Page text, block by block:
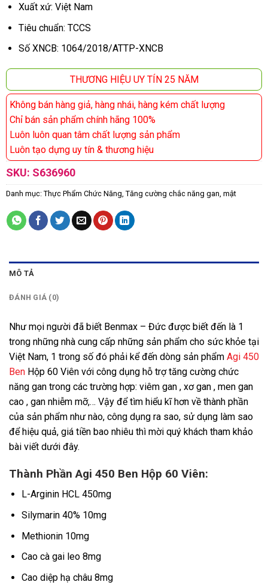
Xuất xứ: Việt Nam
Tiêu chuẩn: TCCS
Số XNCB: 1064/2018/ATTP-XNCB
THƯƠNG HIỆU UY TÍN 25 NĂM
Không bán hàng giả, hàng nhái, hàng kém chất lượng
Chỉ bán sản phẩm chính hãng 100%
Luôn luôn quan tâm chất lượng sản phẩm
Luôn tạo dựng uy tín & thương hiệu
SKU: S636960
Danh mục: Thực Phẩm Chức Năng Tăng cường chắc năng gan, mật
MÔ TẢ
ĐÁNH GIÁ (0)
Như mọi người đã biết Benmax – Đức được biết đến là 1
trong những nhà cung cấp những sản phẩm cho sức khỏe tại
Việt Nam, 1 trong số đó phải kể đến dòng sản phẩm Agi 450
Ben Hộp 60 Viên với công dụng hỗ trợ tăng cường chức
năng gan trong các trường hợp: viêm gan , xơ gan , men gan
cao , gan nhiễm mỡ,… Vậy để tìm hiểu kĩ hơn về thành phần
của sản phẩm như nào, công dụng ra sao, sử dụng làm sao
để hiệu quả, giá tiền bao nhiêu thì mời quý khách tham khảo
bài viết dưới đây.
Thành Phần Agi 450 Ben Hộp 60 Viên:
L-Arginin HCL 450mg
Silymarin 40% 10mg
Methionin 10mg
Cao cà gai leo 8mg
Cao diệp hạ châu 8mg